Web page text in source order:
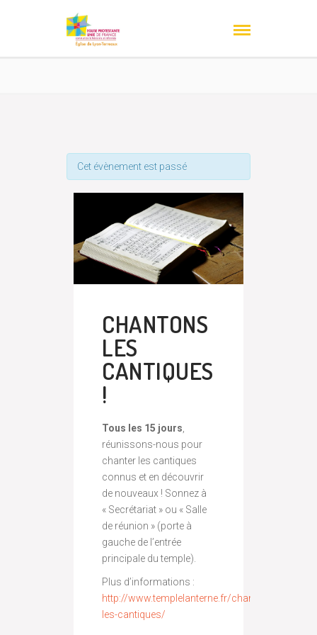
Cet évènement est passé
CHANTONS
LES
CANTIQUES
!
Tous les 15 jours,
réunissons-nous pour
chanter les cantiques
connus et en découvrir
de nouveaux ! Sonnez à
« Secrétariat » ou « Salle
de réunion » (porte à
gauche de l’entrée
principale du temple).
Plus d’informations :
http://www.templelanterne.fr/chantons-
les-cantiques/